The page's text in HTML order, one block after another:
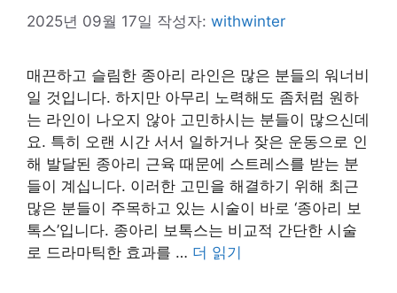
2025년 09월 17일 작성자: withwinter
매끈하고 슬림한 종아리 라인은 많은 분들의 워너비
일 것입니다. 하지만 아무리 노력해도 좀처럼 원하
는 라인이 나오지 않아 고민하시는 분들이 많으신데
요. 특히 오랜 시간 서서 일하거나 잦은 운동으로 인
해 발달된 종아리 근육 때문에 스트레스를 받는 분
들이 계십니다. 이러한 고민을 해결하기 위해 최근
많은 분들이 주목하고 있는 시술이 바로 ‘종아리 보
톡스’입니다. 종아리 보톡스는 비교적 간단한 시술
로 드라마틱한 효과를 … 더 읽기